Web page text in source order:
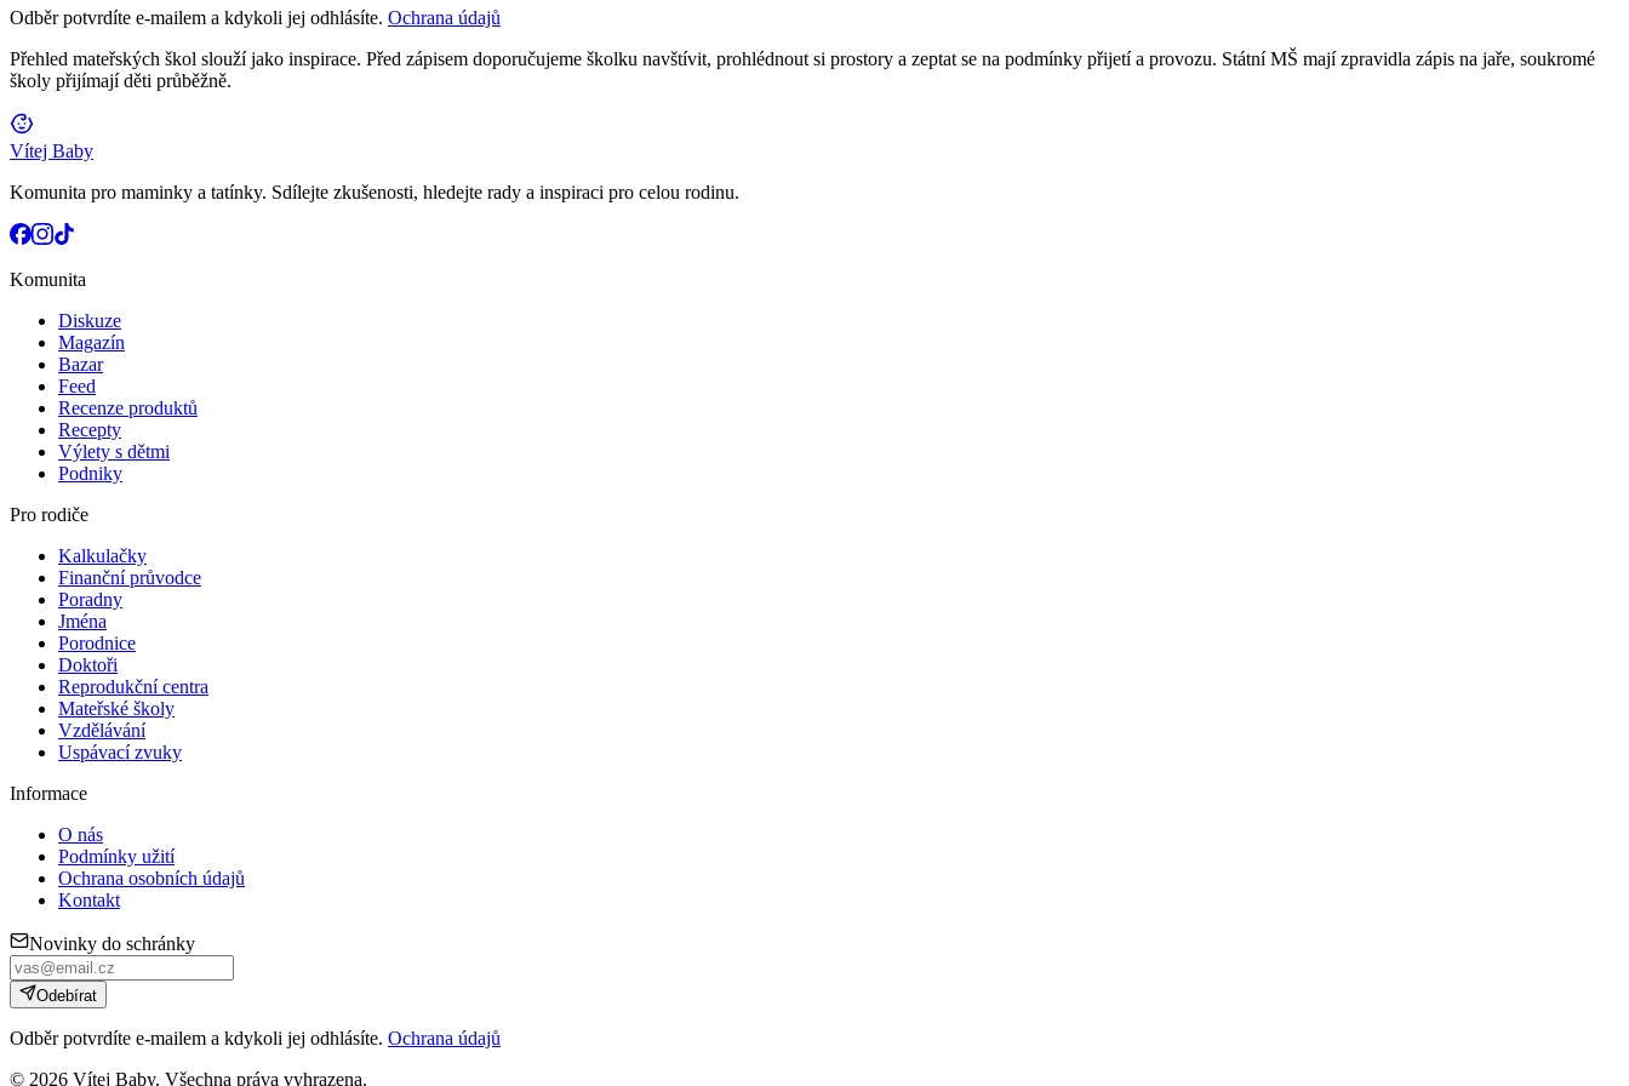
Odběr potvrdíte e-mailem a kdykoli jej odhlásíte. Ochrana údajů
Přehled mateřských škol slouží jako inspirace. Před zápisem doporučujeme školku navštívit, prohlédnout si prostory a zeptat se na podmínky přijetí a provozu. Státní MŠ mají zpravidla zápis na jaře, soukromé
školy přijímají děti průběžně.
Vítej Baby
Komunita pro maminky a tatínky. Sdílejte zkušenosti, hledejte rady a inspiraci pro celou rodinu.
Komunita
Diskuze
Magazín
Bazar
Feed
Recenze produktů
Recepty
Výlety s dětmi
Podniky
Pro rodiče
Kalkulačky
Finanční průvodce
Poradny
Jména
Porodnice
Doktoři
Reprodukční centra
Mateřské školy
Vzdělávání
Uspávací zvuky
Informace
O nás
Podmínky užití
Ochrana osobních údajů
Kontakt
Novinky do schránky
Odebírat
Odběr potvrdíte e-mailem a kdykoli jej odhlásíte. Ochrana údajů
© 2026 Vítej Baby. Všechna práva vyhrazena.